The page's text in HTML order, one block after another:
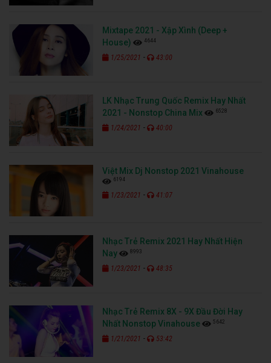
Mixtape 2021 - Xập Xình (Deep +
House)
4644
1/25/2021 - 43:00
LK Nhạc Trung Quốc Remix Hay Nhất
2021 - Nonstop China Mix
6528
1/24/2021 - 40:00
Việt Mix Dj Nonstop 2021 Vinahouse
6194
1/23/2021 - 41:07
Nhạc Trẻ Remix 2021 Hay Nhất Hiện
Nay
8993
1/23/2021 - 48:35
Nhạc Trẻ Remix 8X - 9X Đầu Đời Hay
Nhất Nonstop Vinahouse
5642
1/21/2021 - 53:42